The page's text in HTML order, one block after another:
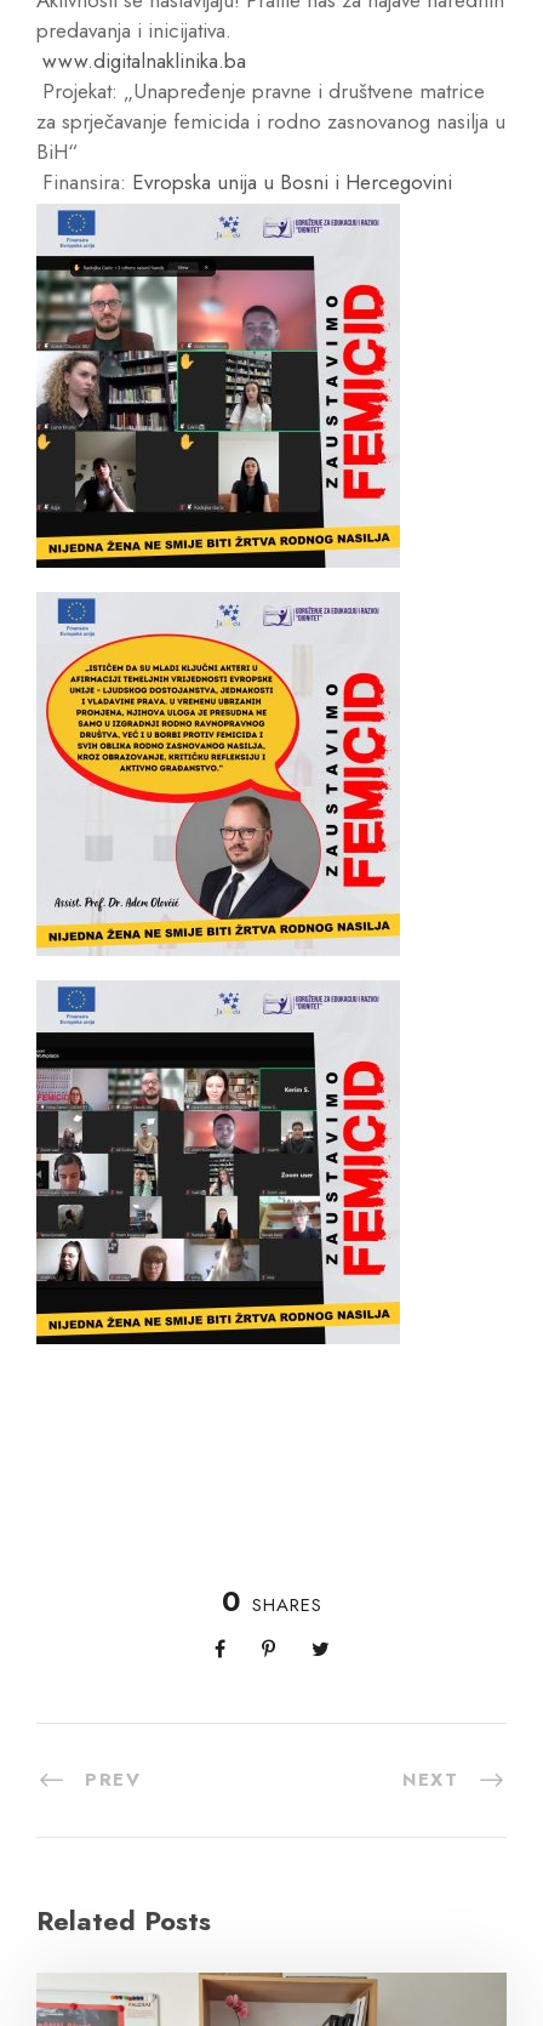
predavanja i inicijativa.
www.digitalnaklinika.ba
Projekat: „Unapređenje pravne i društvene matrice
za sprječavanje femicida i rodno zasnovanog nasilja u
BiH“
Finansira: Evropska unija u Bosni i Hercegovini
0 SHARES
PREV NEXT
Related Posts